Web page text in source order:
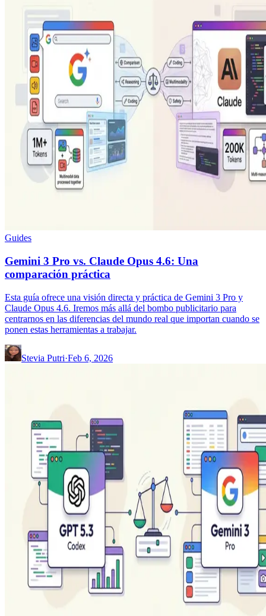
Guides
Gemini 3 Pro vs. Claude Opus 4.6: Una
comparación práctica
Esta guía ofrece una visión directa y práctica de Gemini 3 Pro y
Claude Opus 4.6. Iremos más allá del bombo publicitario para
centrarnos en las diferencias del mundo real que importan cuando se
ponen estas herramientas a trabajar.
Stevia Putri·Feb 6, 2026